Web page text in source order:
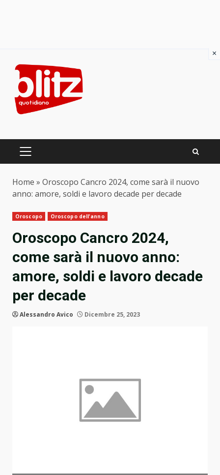
content
PRIMARY
Home » Oroscopo Cancro 2024, come sarà il nuovo
anno: amore, soldi e lavoro decade per decade
Oroscopo Oroscopo dell'anno
Oroscopo Cancro 2024,
come sarà il nuovo anno:
amore, soldi e lavoro decade
per decade
Alessandro Avico Dicembre 25, 2023
×